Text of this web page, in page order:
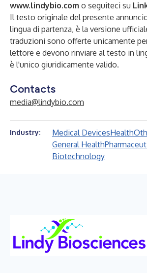
www.lindybio.com o seguiteci su
Il testo originale del presente
lingua di partenza, è la versione
traduzioni sono offerte unicamente
lettore e devono rinviare al testo in
è l'unico giuridicamente valido.
Contacts
media@lindybio.com
Industry: Medical DevicesHealth
General Health
Biotechnology